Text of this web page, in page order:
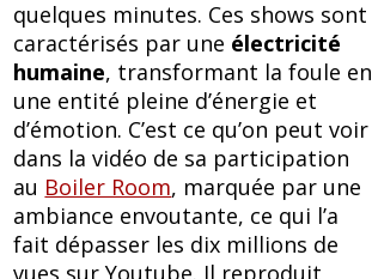
quelques minutes. Ces shows sont
caractérisés par une électricité
humaine, transformant la foule en
une entité pleine d’énergie et
d’émotion. C’est ce qu’on peut voir
dans la vidéo de sa participation
au Boiler Room, marquée par une
ambiance envoutante, ce qui l’a
fait dépasser les dix millions de
vues sur Youtube. Il reproduit